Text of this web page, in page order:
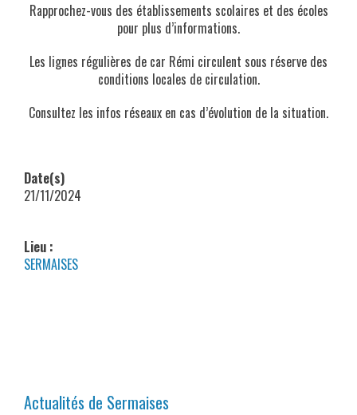
Rapprochez-vous des établissements scolaires et des écoles
pour plus d’informations.
Les lignes régulières de car Rémi circulent sous réserve des
conditions locales de circulation.
Consultez les infos réseaux en cas d’évolution de la situation.
Date(s)
21/11/2024
Lieu :
SERMAISES
Actualités de Sermaises